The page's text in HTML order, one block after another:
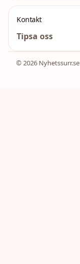
Kontakt
Tipsa oss
© 2026 Nyhetssurr.se